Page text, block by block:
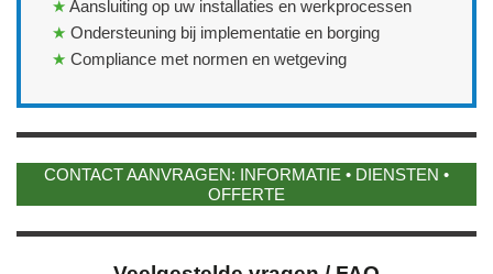
★ Aansluiting op uw installaties en werkprocessen
★ Ondersteuning bij implementatie en borging
★ Compliance met normen en wetgeving
CONTACT AANVRAGEN: INFORMATIE • DIENSTEN •
OFFERTE